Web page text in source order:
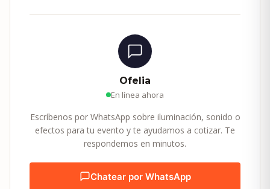
Ofelia
En línea ahora
Escríbenos por WhatsApp sobre iluminación, sonido o
efectos para tu evento y te ayudamos a cotizar. Te
respondemos en minutos.
Chatear por WhatsApp